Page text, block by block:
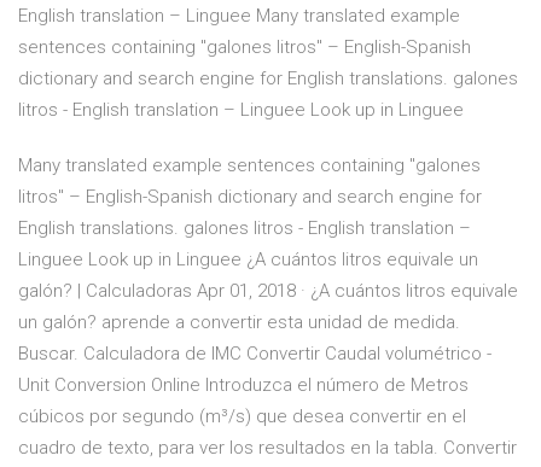
English translation – Linguee Many translated example
sentences containing "galones litros" – English-Spanish
dictionary and search engine for English translations. galones
litros - English translation – Linguee Look up in Linguee
Many translated example sentences containing "galones
litros" – English-Spanish dictionary and search engine for
English translations. galones litros - English translation –
Linguee Look up in Linguee ¿A cuántos litros equivale un
galón? | Calculadoras Apr 01, 2018 · ¿A cuántos litros equivale
un galón? aprende a convertir esta unidad de medida.
Buscar. Calculadora de IMC Convertir Caudal volumétrico -
Unit Conversion Online Introduzca el número de Metros
cúbicos por segundo (m³/s) que desea convertir en el
cuadro de texto, para ver los resultados en la tabla. Convertir